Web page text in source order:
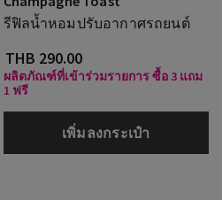
รีฟิลน้ำหอมปรับอากาศรถยนต์
THB 290.00
ผลิตภัณฑ์ที่เข้าร่วมรายการ ซื้อ 3 แถม
1 ฟรี
เพิ่มลงกระเป๋า